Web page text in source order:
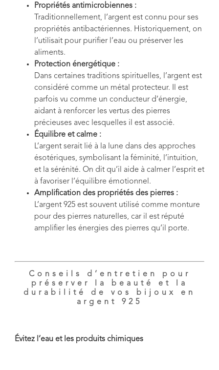
Propriétés antimicrobiennes :
Traditionnellement, l’argent est connu pour ses
propriétés antibactériennes. Historiquement, on
l’utilisait pour purifier l’eau ou préserver les
aliments.
Protection énergétique :
Dans certaines traditions spirituelles, l’argent est
considéré comme un métal protecteur. Il est
parfois vu comme un conducteur d’énergie,
aidant à renforcer les vertus des pierres
précieuses avec lesquelles il est associé.
Équilibre et calme :
L’argent serait lié à la lune dans des approches
ésotériques, symbolisant la féminité, l’intuition,
et la sérénité. On dit qu’il aide à calmer l’esprit et
à favoriser l’équilibre émotionnel.
Amplification des propriétés des pierres :
L’argent 925 est souvent utilisé comme monture
pour des pierres naturelles, car il est réputé
amplifier les énergies des pierres qu’il porte.
Conseils d’entretien pour
préserver la beauté et la
durabilité de vos bijoux en
argent 925
Évitez l’eau et les produits chimiques